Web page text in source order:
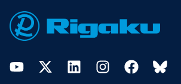
YouTubeTwitterLinkedInInstagramFacebookBluesky